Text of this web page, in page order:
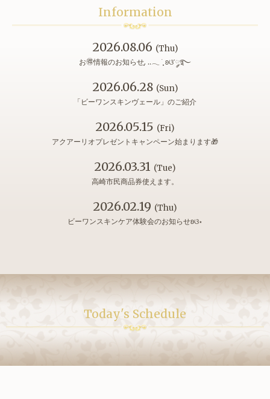
Information
2026.08.06 (Thu)
お🉐情報のお知らせִֶָ. ..𓂃 ࣪ ִֶָ ʚଓ་༘࿐
2026.06.28 (Sun)
「ビーワンスキンヴェール」のご紹介
2026.05.15 (Fri)
アクアーリオプレゼントキャンペーン始まります🎁
2026.03.31 (Tue)
高崎市民商品券使えます。
2026.02.19 (Thu)
ビーワンスキンケア体験会のお知らせʚଓ⋆
Today's Schedule